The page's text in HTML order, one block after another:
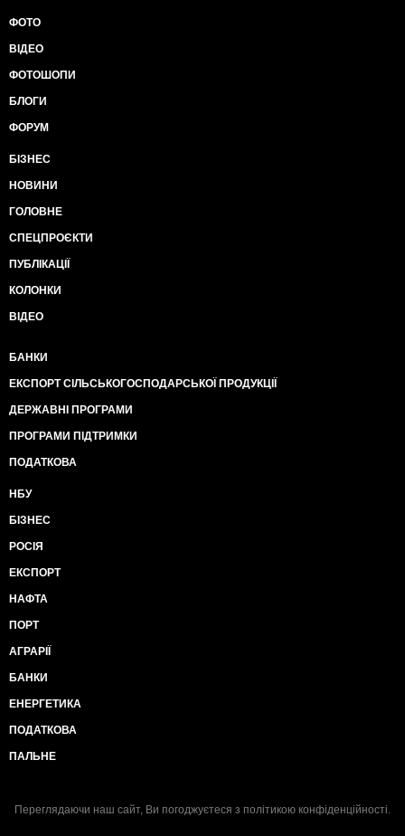
ФОТО
ВІДЕО
ФОТОШОПИ
БЛОГИ
ФОРУМ
БІЗНЕС
НОВИНИ
ГОЛОВНЕ
СПЕЦПРОЄКТИ
ПУБЛІКАЦІЇ
КОЛОНКИ
ВІДЕО
БАНКИ
ЕКСПОРТ СІЛЬСЬКОГОСПОДАРСЬКОЇ ПРОДУКЦІЇ
ДЕРЖАВНІ ПРОГРАМИ
ПРОГРАМИ ПІДТРИМКИ
ПОДАТКОВА
НБУ
БІЗНЕС
РОСІЯ
ЕКСПОРТ
НАФТА
ПОРТ
АГРАРІЇ
БАНКИ
ЕНЕРГЕТИКА
ПОДАТКОВА
ПАЛЬНЕ
Переглядаючи наш сайт, Ви погоджуєтеся з політикою конфіденційності.